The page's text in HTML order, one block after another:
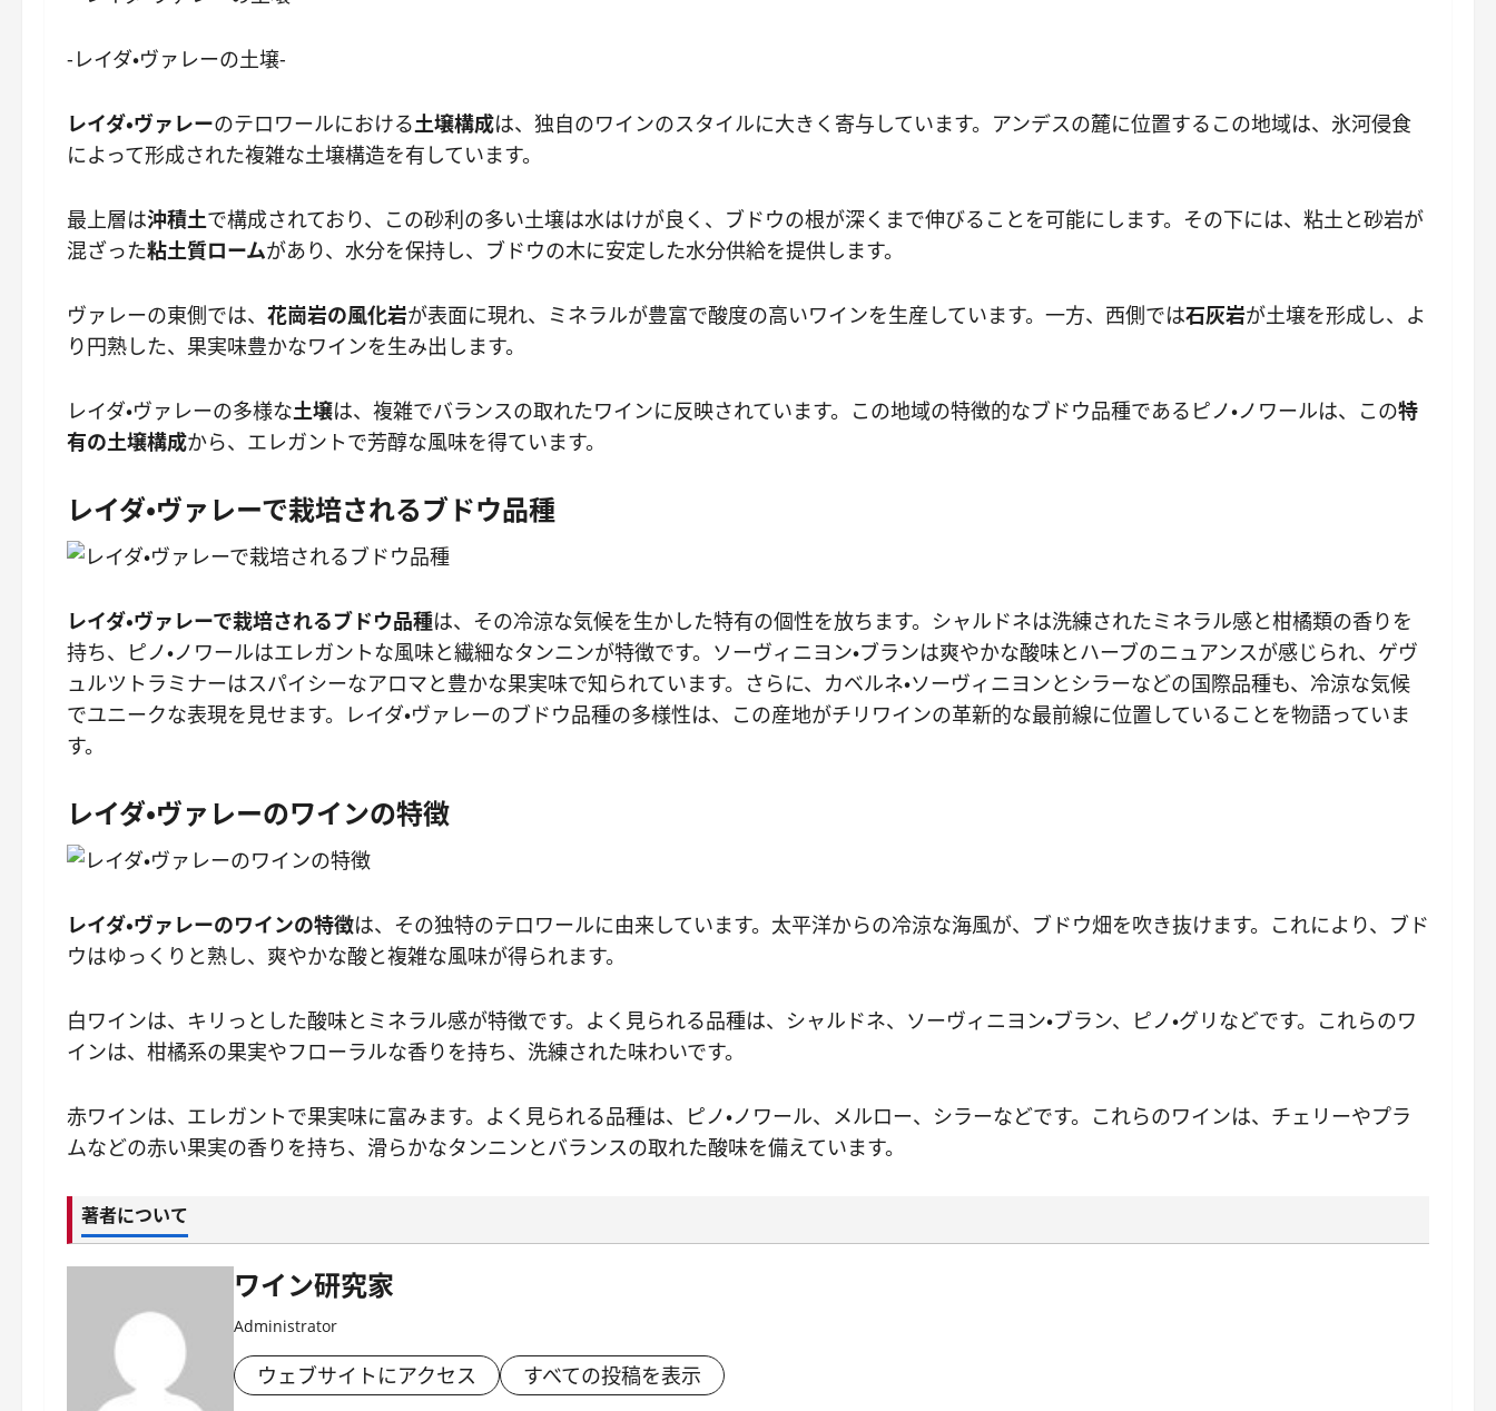
-レイダ・ヴァレーの土壌-
レイダ・ヴァレーのテロワールにおける土壌構成は、独自のワインのスタイルに大きく寄与しています。アンデスの麓に位置するこの地域は、氷河侵食
によって形成された複雑な土壌構造を有しています。
最上層は沖積土で構成されており、この砂利の多い土壌は水はけが良く、ブドウの根が深くまで伸びることを可能にします。その下には、粘土と砂岩が
混ざった粘土質ロームがあり、水分を保持し、ブドウの木に安定した水分供給を提供します。
ヴァレーの東側では、 花崗岩の風化岩が表面に現れ、ミネラルが豊富で酸度の高いワインを生産しています。一方、西側では石灰岩が土壌を形成し、よ
り円熟した、果実味豊かなワインを生み出します。
レイダ・ヴァレーの多様な土壌は、複雑でバランスの取れたワインに反映されています。この地域の特徴的なブドウ品種であるピノ・ノワールは、この特
有の土壌構成から、エレガントで芳醇な風味を得ています。
レイダ・ヴァレーで栽培されるブドウ品種
レイダ・ヴァレーで栽培されるブドウ品種は、その冷涼な気候を生かした特有の個性を放ちます。シャルドネは洗練されたミネラル感と柑橘類の香りを
持ち、ピノ・ノワールはエレガントな風味と繊細なタンニンが特徴です。ソーヴィニヨン・ブランは爽やかな酸味とハーブのニュアンスが感じられ、ゲヴ
ュルツトラミナーはスパイシーなアロマと豊かな果実味で知られています。さらに、カベルネ・ソーヴィニヨンとシラーなどの国際品種も、冷涼な気候
でユニークな表現を見せます。レイダ・ヴァレーのブドウ品種の多様性は、この産地がチリワインの革新的な最前線に位置していることを物語っていま
す。
レイダ・ヴァレーのワインの特徴
レイダ・ヴァレーのワインの特徴は、その独特のテロワールに由来しています。太平洋からの冷涼な海風が、ブドウ畑を吹き抜けます。これにより、ブド
ウはゆっくりと熟し、爽やかな酸と複雑な風味が得られます。
白ワインは、キリっとした酸味とミネラル感が特徴です。よく見られる品種は、シャルドネ、ソーヴィニヨン・ブラン、ピノ・グリなどです。これらのワ
インは、柑橘系の果実やフローラルな香りを持ち、洗練された味わいです。
赤ワインは、エレガントで果実味に富みます。よく見られる品種は、ピノ・ノワール、メルロー、シラーなどです。これらのワインは、チェリーやプラ
ムなどの赤い果実の香りを持ち、滑らかなタンニンとバランスの取れた酸味を備えています。
著者について
ワイン研究家
Administrator
ウェブサイトにアクセス すべての投稿を表示